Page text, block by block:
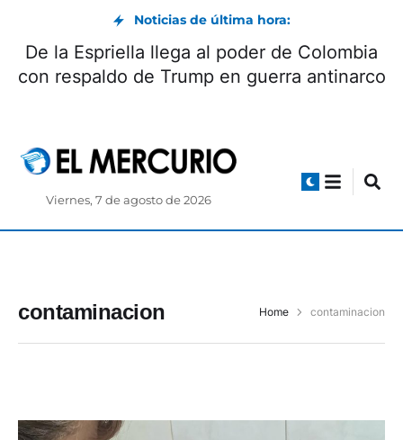
Noticias de última hora:
De la Espriella llega al poder de Colombia
con respaldo de Trump en guerra antinarco
Viernes, 7 de agosto de 2026
contaminacion Home contaminacion